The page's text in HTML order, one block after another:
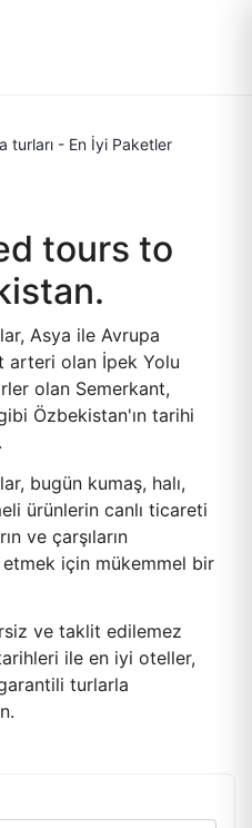
turları - En İyi Paketler
tours to
Asya ile Avrupa
arteri olan İpek Yolu
olan Semerkant,
Özbekistan'ın tarihi
bugün kumaş, halı,
ürünlerin canlı ticareti
ve çarşıların
için mükemmel bir
ve taklit edilemez
ile en iyi oteller,
turlarla